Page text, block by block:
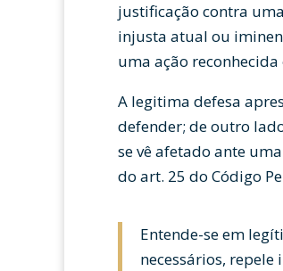
justificação contra
injusta atual ou
uma ação reconhecida
A legitima defesa
defender; de outro
se vê afetado ante
do art. 25 do Código
Entende-se em
necessários,